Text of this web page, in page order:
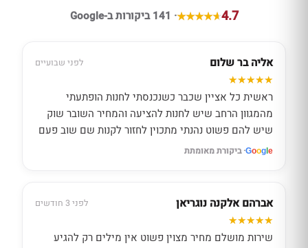
4.7 · 141 ביקורות ב-Google
אליה בר שלום לפני שבועיים
ראשית כל אציין שכבר כשנכנסתי לחנות הופתעתי
מהמגוון הרחב שיש לחנות להציעה והמחיר השובר שוק
שיש להם פשוט נהנתי מתכוין לחזור לקנות שם שוב פעם
Google · ביקורת מאומתת
אברהם אלקנה נוגריאן לפני 3 חודשים
שירות מושלם מחיר מצוין פשוט אין מילים רק להגיע